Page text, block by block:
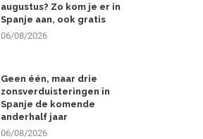
augustus? Zo kom je er in
Spanje aan, ook gratis
06/08/2026
Geen één, maar drie
zonsverduisteringen in
Spanje de komende
anderhalf jaar
06/08/2026